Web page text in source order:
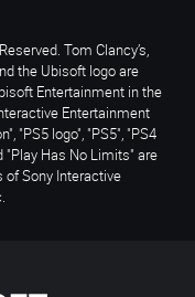
Tom Clancy’s,
the Ubisoft logo are
Entertainment in the
Entertainment
"PS5 logo", "PS5", "PS4
"Play Has No Limits" are
Sony Interactive